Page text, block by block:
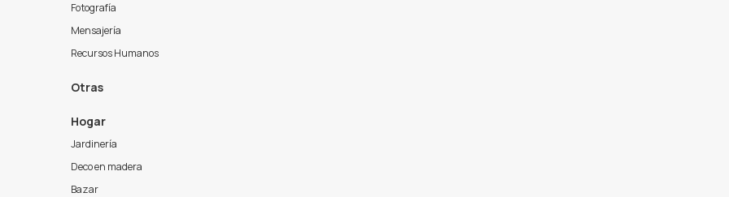
Fotografía
Mensajería
Recursos Humanos
Otras
Hogar
Jardinería
Deco en madera
Bazar